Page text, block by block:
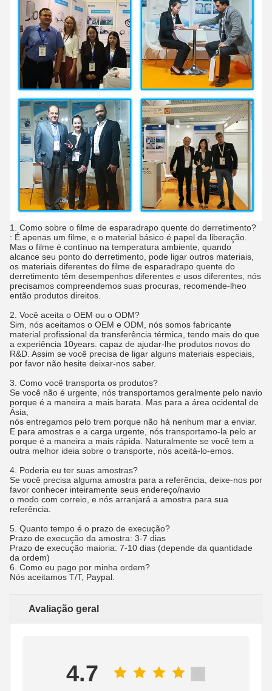
1. Como sobre o filme de esparadrapo quente do derretimento?
: É apenas um filme, e o material básico é papel da liberação.
Mas o filme é contínuo na temperatura ambiente, quando
alcance seu ponto do derretimento, pode ligar outros materiais,
os materiais diferentes do filme de esparadrapo quente do
derretimento têm desempenhos diferentes e usos diferentes, nós
precisamos compreendemos suas procuras, recomende-lheo
então produtos direitos.
2. Você aceita o OEM ou o ODM?
Sim, nós aceitamos o OEM e ODM, nós somos fabricante
material profissional da transferência térmica, tendo mais do que
a experiência 10years. capaz de ajudar-lhe produtos novos do
R&D. Assim se você precisa de ligar alguns materiais especiais,
por favor não hesite deixar-nos saber.
3. Como você transporta os produtos?
Se você não é urgente, nós transportamos geralmente pelo navio
porque é a maneira a mais barata. Mas para a área ocidental de
Ásia,
nós entregamos pelo trem porque não há nenhum mar a enviar.
E para amostras e a carga urgente, nós transportamo-la pelo ar
porque é a maneira a mais rápida. Naturalmente se você tem a
outra melhor ideia sobre o transporte, nós aceitá-lo-emos.
4. Poderia eu ter suas amostras?
Se você precisa alguma amostra para a referência, deixe-nos por
favor conhecer inteiramente seus endereço/navio
o modo com correio, e nós arranjará a amostra para sua
referência.
5. Quanto tempo é o prazo de execução?
Prazo de execução da amostra: 3-7 dias
Prazo de execução maioria: 7-10 dias (depende da quantidade
da ordem)
6. Como eu pago por minha ordem?
Nós aceitamos T/T, Paypal.
Avaliação geral
4.7